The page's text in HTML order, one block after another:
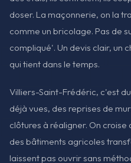
doser. La maçonnerie, on la
comme un bricolage. Pas de
compliqué'. Un devis clair, un
qui tient dans le temps.
Villiers-Saint-Frédéric, c'est
déjà vues, des reprises de
clôtures à réaligner. On
des bâtiments agricoles
laissent pas ouvrir sans